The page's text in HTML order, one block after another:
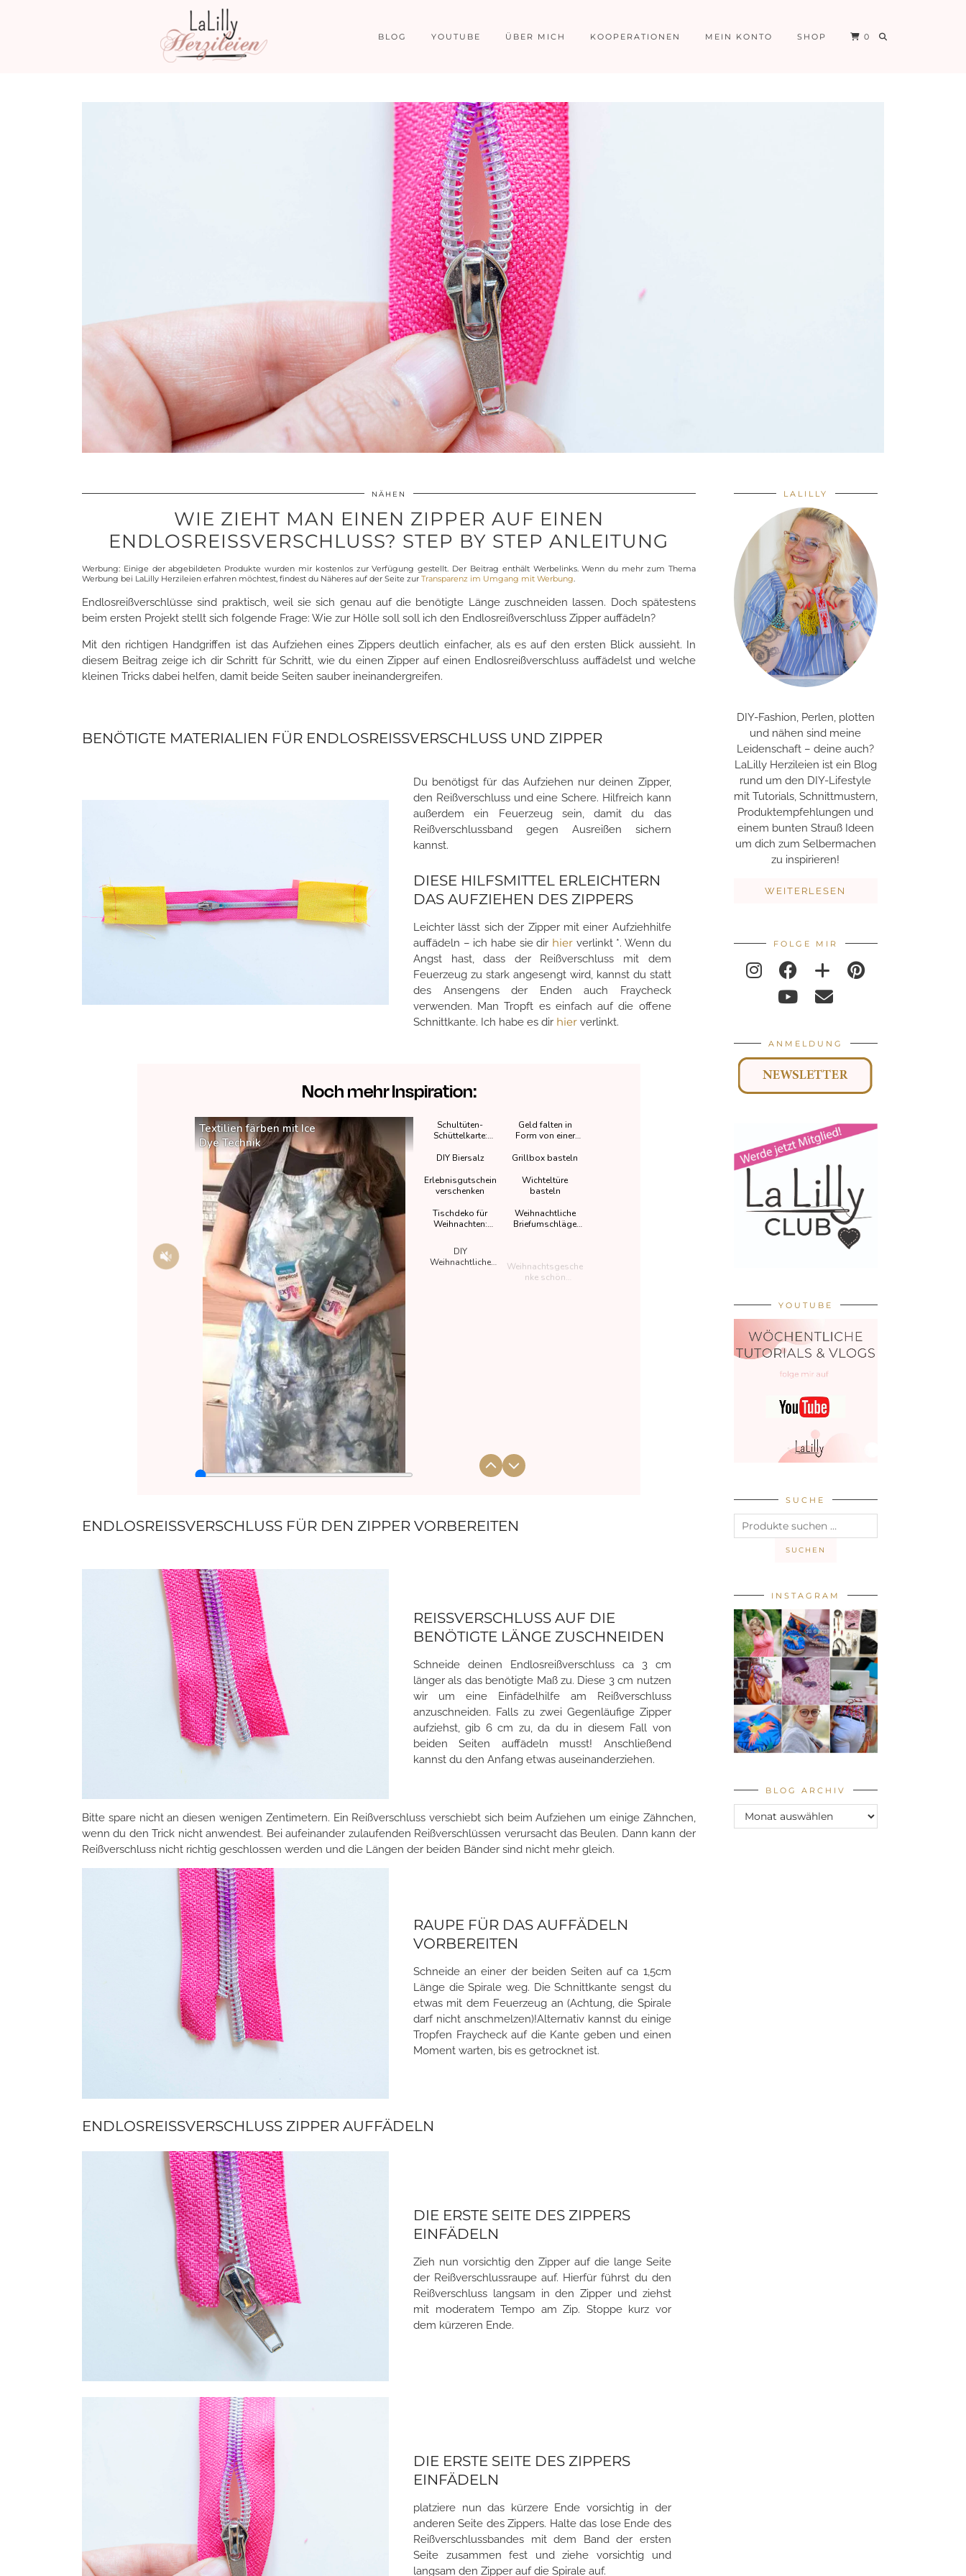
BLOG YOUTUBE ÜBER MICH KOOPERATIONEN MEIN KONTO SHOP 0
NÄHEN
WIE ZIEHT MAN EINEN ZIPPER AUF EINEN
ENDLOSREISSVERSCHLUSS? STEP BY STEP ANLEITUNG
Werbung: Einige der abgebildeten Produkte wurden mir kostenlos zur Verfügung gestellt. Der Beitrag enthält Werbelinks. Wenn du mehr zum Thema
Werbung bei LaLilly Herzileien erfahren möchtest, findest du Näheres auf der Seite zur Transparenz im Umgang mit Werbung.
Endlosreißverschlüsse sind praktisch, weil sie sich genau auf die benötigte Länge zuschneiden lassen. Doch spätestens
beim ersten Projekt stellt sich folgende Frage: Wie zur Hölle soll soll ich den Endlosreißverschluss Zipper auffädeln?
Mit den richtigen Handgriffen ist das Aufziehen eines Zippers deutlich einfacher, als es auf den ersten Blick aussieht. In
diesem Beitrag zeige ich dir Schritt für Schritt, wie du einen Zipper auf einen Endlosreißverschluss auffädelst und welche
kleinen Tricks dabei helfen, damit beide Seiten sauber ineinandergreifen.
BENÖTIGTE MATERIALIEN FÜR ENDLOSREISSVERSCHLUSS UND ZIPPER
Du benötigst für das Aufziehen nur deinen Zipper,
den Reißverschluss und eine Schere. Hilfreich kann
außerdem ein Feuerzeug sein, damit du das
Reißverschlussband gegen Ausreißen sichern
kannst.
DIESE HILFSMITTEL ERLEICHTERN
DAS AUFZIEHEN DES ZIPPERS
Leichter lässt sich der Zipper mit einer Aufziehhilfe
auffädeln – ich habe sie dir hier verlinkt *. Wenn du
Angst hast, dass der Reißverschluss mit dem
Feuerzeug zu stark angesengt wird, kannst du statt
des Ansengens der Enden auch Fraycheck
verwenden. Man Tropft es einfach auf die offene
Schnittkante. Ich habe es dir hierverlinkt.
ENDLOSREISSVERSCHLUSS FÜR DEN ZIPPER VORBEREITEN
REISSVERSCHLUSS AUF DIE B
ENÖTIGTE LÄNGE ZUSCHNEIDEN
Schneide deinen Endlosreißverschluss ca 3 cm
länger als das benötigte Maß zu. Diese 3 cm nutzen
wir um eine Einfädelhilfe am Reißverschluss
anzuschneiden. Falls zu zwei Gegenläufige Zipper
aufziehst, gib 6 cm zu, da du in diesem Fall von
beiden Seiten auffädeln musst! Anschließend
kannst du den Anfang etwas auseinanderziehen.
Bitte spare nicht an diesen wenigen Zentimetern. Ein Reißverschluss verschiebt sich beim Aufziehen um einige Zähnchen,
wenn du den Trick nicht anwendest. Bei aufeinander zulaufenden Reißverschlüssen verursacht das Beulen. Dann kann der
Reißverschluss nicht richtig geschlossen werden und die Längen der beiden Bänder sind nicht mehr gleich.
RAUPE FÜR DAS AUFFÄDELN
VORBEREITEN
Schneide an einer der beiden Seiten auf ca 1,5cm
Länge die Spirale weg. Die Schnittkante sengst du
etwas mit dem Feuerzeug an (Achtung, die Spirale
darf nicht anschmelzen)!Alternativ kannst du einige
Tropfen Fraycheck auf die Kante geben und einen
Moment warten, bis es getrocknet ist.
ENDLOSREISSVERSCHLUSS ZIPPER AUFFÄDELN
DIE ERSTE SEITE DES ZIPPERS
EINFÄDELN
Zieh nun vorsichtig den Zipper auf die lange Seite
der Reißverschlussraupe auf. Hierfür führst du den
Reißverschluss langsam in den Zipper und ziehst
mit moderatem Tempo am Zip. Stoppe kurz vor
dem kürzeren Ende.
DIE ERSTE SEITE DES ZIPPERS
EINFÄDELN
platziere nun das kürzere Ende vorsichtig in der
anderen Seite des Zippers. Halte das lose Ende des
Reißverschlussbandes mit dem Band der ersten
Seite zusammen fest und ziehe vorsichtig und
langsam den Zipper auf die Spirale auf.
LALILLY
DIY-Fashion, Perlen, plotten
und nähen sind meine
Leidenschaft – deine auch?
LaLilly Herzileien ist ein Blog
rund um den DIY-Lifestyle
mit Tutorials, Schnittmustern,
Produktempfehlungen und
einem bunten Strauß Ideen
um dich zum Selbermachen
zu inspirieren!
WEITERLESEN
FOLGE MIR
ANMELDUNG
YOUTUBE
SUCHE
Suchen
nach:
SUCHEN
INSTAGRAM
BLOG ARCHIV
Blog
Archiv